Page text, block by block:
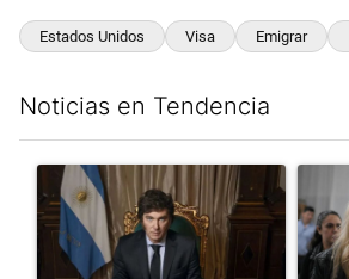
Estados Unidos Visa Emigrar
Noticias en Tendencia
Un artículo de tendencia con el título
Un